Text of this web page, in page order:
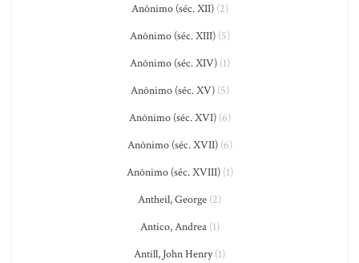
Anônimo (séc. XII)(2)
Anônimo (séc. XIII)(5)
Anônimo (séc. XIV)(1)
Anônimo (séc. XV)(5)
Anônimo (séc. XVI)(6)
Anônimo (séc. XVII)(6)
Anônimo (séc. XVIII)(1)
Antheil, George (2)
Antico, Andrea(1)
Antill, John Henry(1)